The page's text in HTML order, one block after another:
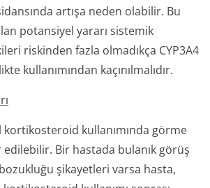
artışa neden olabilir. Bu
potansiyel yararı sistemik
riskinden fazla olmadıkça CYP3A4
kullanımından kaçınılmalıdır.
kullanımında görme
Bir hastada bulanık görüş
şikayetleri varsa hasta,